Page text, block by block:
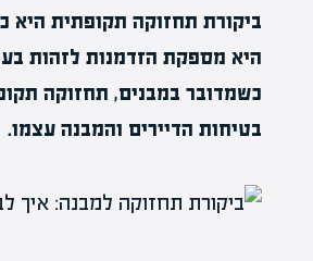
ביקורת תחזוקה תקופתית היא
היא מספקת הזדמנות לזהות
כשמדובר במבנים, תחזוקה
בטיחות הדיירים והמבנה עצמו.